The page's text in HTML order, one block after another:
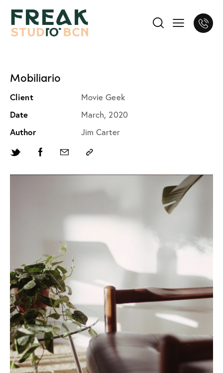
Mobiliario
Client
Movie Geek
Date
March, 2020
Author
Jim Carter